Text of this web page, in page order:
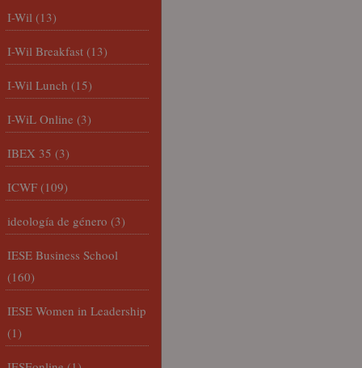
I-Wil (13)
I-Wil Breakfast (13)
I-Wil Lunch (15)
I-WiL Online (3)
IBEX 35 (3)
ICWF (109)
ideología de género (3)
IESE Business School
(160)
IESE Women in Leadership
(1)